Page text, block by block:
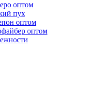
оптом
пух
оптом
оптом